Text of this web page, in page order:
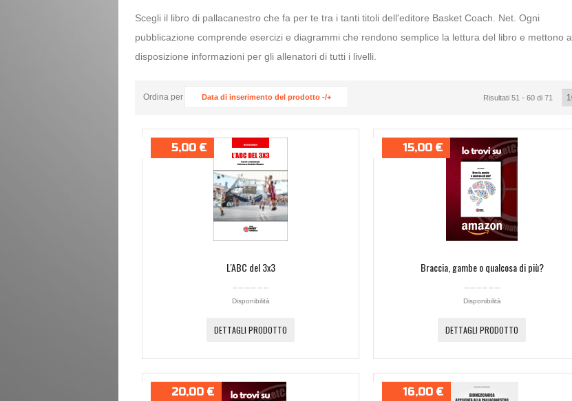
Scegli il libro di pallacanestro che fa per te tra i tanti titoli dell'editore Basket Coach. Net. Ogni
pubblicazione comprende esercizi e diagrammi che rendono semplice la lettura del libro e mettono a
disposizione informazioni per gli allenatori di tutti i livelli.
Ordina per Data di inserimento del prodotto -/+ Risultati 51 - 60 di 71
5,00 €
L'ABC del 3x3
Disponibilità
DETTAGLI PRODOTTO
15,00 €
Braccia, gambe o qualcosa di più?
Disponibilità
DETTAGLI PRODOTTO
20,00 € 16,00 €
Ricordami